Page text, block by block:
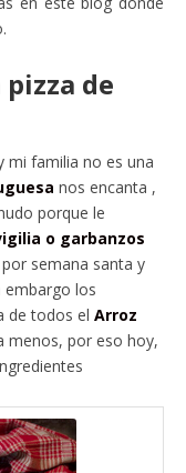
de
mi familia no es una
nos encanta ,
porque le
o garbanzos
semana santa y
embargo los
de todos el Arroz
menos, por eso hoy,